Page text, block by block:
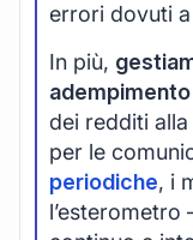
errori dovuti
In più,
dei redditi
per le
periodiche, i
l’esterometro